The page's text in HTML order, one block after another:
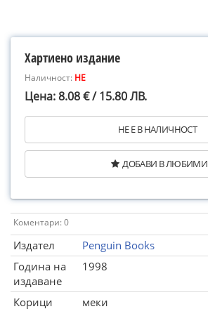
Хартиено издание
Наличност: НЕ
Цена: 8.08 € / 15.80 ЛВ.
НЕ Е В НАЛИЧНОСТ
ДОБАВИ В ЛЮБИМИ
Коментари: 0
Издател
Penguin Books
Година на
издаване
1998
Корици
меки